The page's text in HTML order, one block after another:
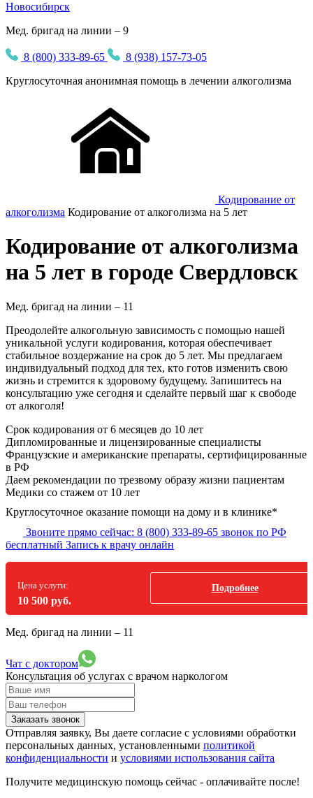
Новосибирск
Мед. бригад на линии – 9
8 (800) 333-89-65
8 (938) 157-73-05
Круглосуточная анонимная помощь в лечении алкоголизма
Кодирование от
алкоголизма Кодирование от алкоголизма на 5 лет
Кодирование от алкоголизма
на 5 лет в городе Свердловск
Мед. бригад на линии – 11
Преодолейте алкогольную зависимость с помощью нашей
уникальной услуги кодирования, которая обеспечивает
стабильное воздержание на срок до 5 лет. Мы предлагаем
индивидуальный подход для тех, кто готов изменить свою
жизнь и стремится к здоровому будущему. Запишитесь на
консультацию уже сегодня и сделайте первый шаг к свободе
от алкоголя!
Срок кодирования от 6 месяцев до 10 лет
Дипломированные и лицензированные специалисты
Французские и американские препараты, сертифицированные
в РФ
Даем рекомендации по трезвому образу жизни пациентам
Медики со стажем от 10 лет
Круглосуточное оказание помощи на дому и в клинике*
Звоните прямо сейчас: 8 (800) 333-89-65 звонок по РФ
бесплатный Запись к врачу онлайн
Цена услуги:
10 500 руб.
Подробнее
Мед. бригад на линии – 11
Чат с доктором
Консультация об услугах с врачом наркологом
Заказать звонок
Отправляя заявку, Вы даете согласие с условиями обработки
персональных данных, установленными политикой
конфиденциальности и условиями использования сайта
Получите медицинскую помощь сейчас - оплачивайте после!